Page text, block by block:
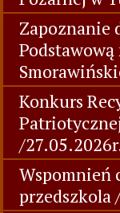
Zapoznanie
Konkurs
/
Wspomnień
przedszkola